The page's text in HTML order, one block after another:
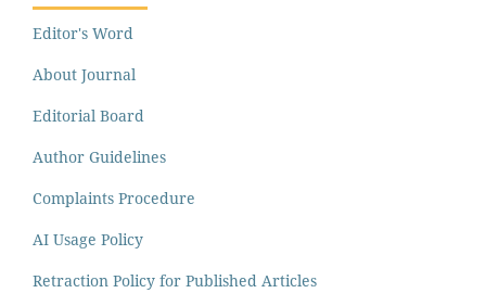
Editor's Word
About Journal
Editorial Board
Author Guidelines
Complaints Procedure
AI Usage Policy
Retraction Policy for Published Articles